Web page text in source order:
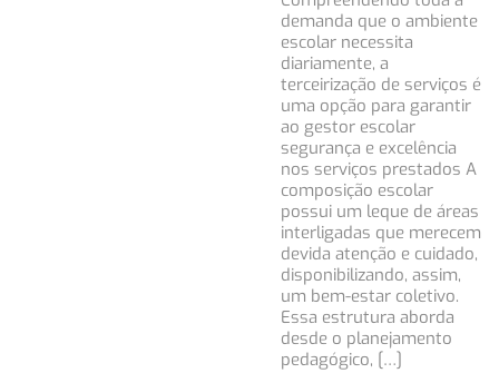
demanda que o ambiente
escolar necessita
diariamente, a
terceirização de serviços é
uma opção para garantir
ao gestor escolar
segurança e excelência
nos serviços prestados A
composição escolar
possui um leque de áreas
interligadas que merecem
devida atenção e cuidado,
disponibilizando, assim,
um bem-estar coletivo.
Essa estrutura aborda
desde o planejamento
pedagógico, […]